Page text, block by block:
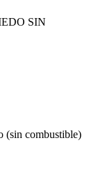
SIN
(sin combustible)